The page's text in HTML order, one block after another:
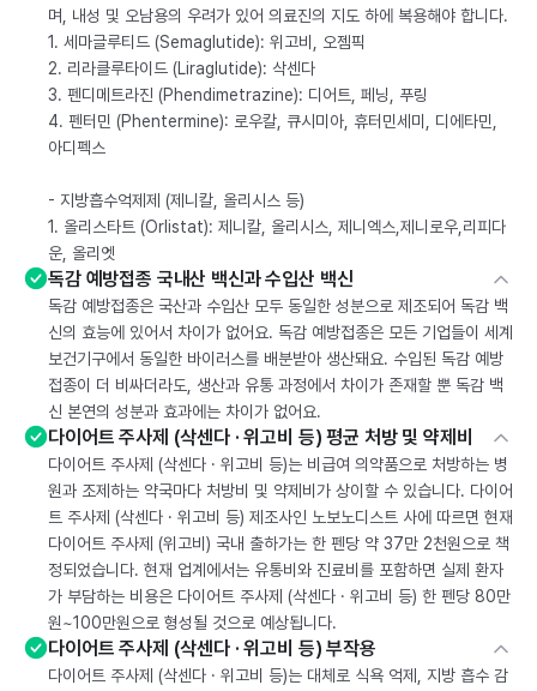
며, 내성 및 오남용의 우려가 있어 의료진의 지도 하에 복용해야 합니다.
1. 세마글루티드 (Semaglutide): 위고비, 오젬픽
2. 리라클루타이드 (Liraglutide): 삭센다
3. 펜디메트라진 (Phendimetrazine): 디어트, 페닝, 푸링
4. 펜터민 (Phentermine): 로우칼, 큐시미아, 휴터민세미, 디에타민,
아디펙스
- 지방흡수억제제 (제니칼, 올리시스 등)
1. 올리스타트 (Orlistat): 제니칼, 올리시스, 제니엑스,제니로우,리피다
운, 올리엣
독감 예방접종 국내산 백신과 수입산 백신
독감 예방접종은 국산과 수입산 모두 동일한 성분으로 제조되어 독감 백
신의 효능에 있어서 차이가 없어요. 독감 예방접종은 모든 기업들이 세계
보건기구에서 동일한 바이러스를 배분받아 생산돼요. 수입된 독감 예방
접종이 더 비싸더라도, 생산과 유통 과정에서 차이가 존재할 뿐 독감 백
신 본연의 성분과 효과에는 차이가 없어요.
다이어트 주사제 (삭센다 · 위고비 등) 평균 처방 및 약제비
다이어트 주사제 (삭센다 · 위고비 등)는 비급여 의약품으로 처방하는 병
원과 조제하는 약국마다 처방비 및 약제비가 상이할 수 있습니다. 다이어
트 주사제 (삭센다 · 위고비 등) 제조사인 노보노디스트 사에 따르면 현재
다이어트 주사제 (위고비) 국내 출하가는 한 펜당 약 37만 2천원으로 책
정되었습니다. 현재 업계에서는 유통비와 진료비를 포함하면 실제 환자
가 부담하는 비용은 다이어트 주사제 (삭센다 · 위고비 등) 한 펜당 80만
원~100만원으로 형성될 것으로 예상됩니다.
다이어트 주사제 (삭센다 · 위고비 등) 부작용
다이어트 주사제 (삭센다 · 위고비 등)는 대체로 식욕 억제, 지방 흡수 감